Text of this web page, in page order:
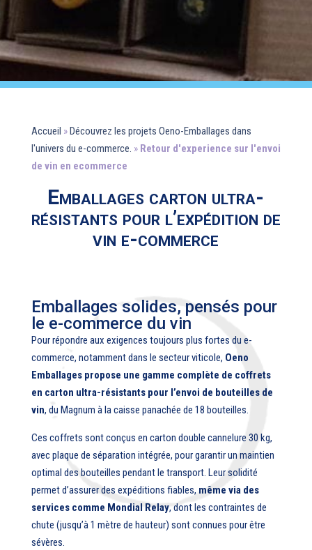
Accueil »Découvrez les projets Oeno-Emballages dans
l'univers du e-commerce. » Retour d'experience sur l'envoi
de vin en ecommerce
Emballages carton ultra-
résistants pour l’expédition de
vin e-commerce
Emballages solides, pensés pour
le e-commerce du vin
Pour répondre aux exigences toujours plus fortes du e-
commerce, notamment dans le secteur viticole, Oeno
Emballages propose une gamme complète de coffrets
en carton ultra-résistants pour l’envoi de bouteilles de
vin, du Magnum à la caisse panachée de 18 bouteilles.
Ces coffrets sont conçus en carton double cannelure 30 kg,
avec plaque de séparation intégrée, pour garantir un maintien
optimal des bouteilles pendant le transport. Leur solidité
permet d’assurer des expéditions fiables, même via des
services comme Mondial Relay, dont les contraintes de
chute (jusqu’à 1 mètre de hauteur) sont connues pour être
sévères.